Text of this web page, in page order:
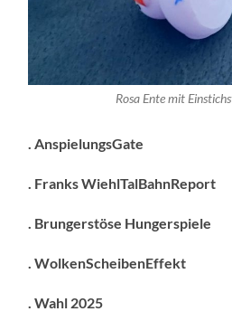
Rosa Ente mit
. AnspielungsGate
. Franks WiehlTalBahnReport
. Brungerstöse Hungerspiele
. WolkenScheibenEffekt
. Wahl 2025